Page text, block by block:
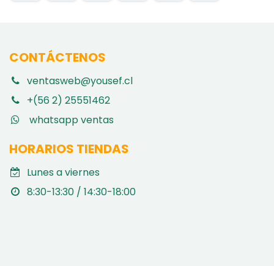
CONTÁCTENOS
ventasweb@yousef.cl
+(56 2) 25551462
whatsapp ventas
HORARIOS TIENDAS
Lunes a viernes
8:30-13:30 / 14:30-18:00